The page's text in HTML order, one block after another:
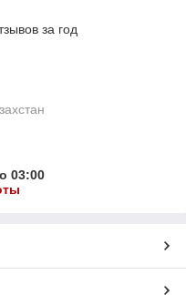
за год
03:00